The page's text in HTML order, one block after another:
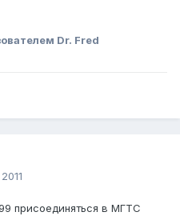
Dr. Fred
присоединяться в МГТС